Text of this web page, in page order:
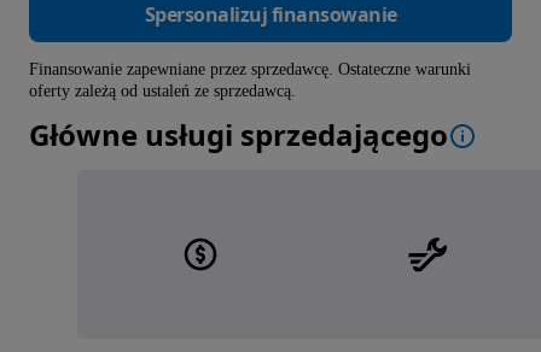
Spersonalizuj finansowanie
Finansowanie zapewniane przez sprzedawcę. Ostateczne warunki
oferty zależą od ustaleń ze sprzedawcą.
Główne usługi sprzedającego